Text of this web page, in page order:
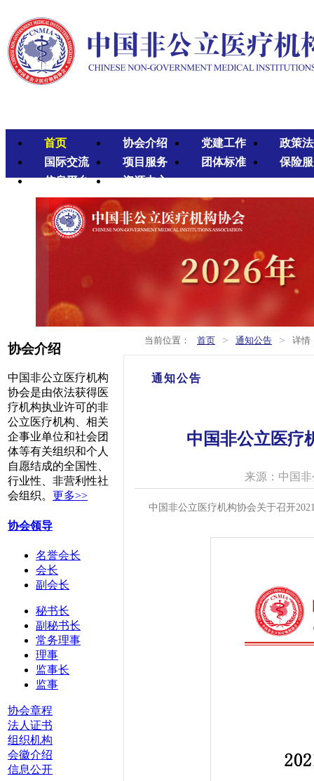
首页 协会介绍 党建工作
政策
国际交流
项目服务 团体标准
保险
信息平台
资源中心
协会介绍
中国非公立医疗机构
协会是由依法获得医
疗机构执业许可的非
公立医疗机构、相关
企事业单位和社会团
体等有关组织和个人
自愿结成的全国性、
行业性、非营利性社
会组织。 更多>>
协会领导
名誉会长
会长
副会长
秘书长
副秘书长
常务理事
理事
监事长
监事
协会章程
法人证书
组织机构
会徽介绍
信息公开
当前位置： 首页 > 通知公告 > 详情
通知公告
中国非公立医疗
来源：中国
中国非公立医疗机构协会关于召开